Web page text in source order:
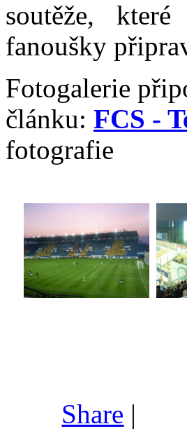
soutěže,
fanoušky
Fotogalerie
článku: FCS -
fotografie
Share |